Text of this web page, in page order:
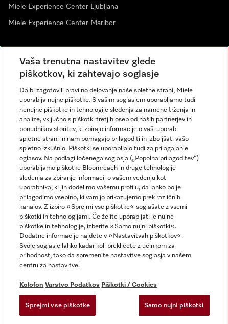
Miele Experience Center Ljubljana
Miele Experience Center Maribor
Novice
Kolofon
Splošni pogoji poslovanja
Pogoji uporabe
Zakon o digitalnih storitvah
Miele na Instagramu
Miele na Facebooku
Vaša trenutna nastavitev glede
piškotkov, ki zahtevajo soglasje
Da bi zagotovili pravilno delovanje naše spletne strani, Miele
uporablja nujne piškotke. S vašim soglasjem uporabljamo tudi
nenujne piškotke in tehnologije sledenja za namene trženja in
analize, vključno s piškotki tretjih oseb od naših partnerjev in
ponudnikov storitev, ki zbirajo informacije o vaši uporabi
spletne strani in nam pomagajo prilagoditi in izboljšati vašo
spletno izkušnjo. Piškotki se uporabljajo tudi za prilagajanje
oglasov. Na podlagi ločenega soglasja („Popolna prilagoditev“)
uporabljamo piškotke Bloomreach in druge tehnologije
sledenja za zbiranje informacij o vašem vedenju kot
uporabnika, ki jih dodelimo vašemu profilu, da lahko bolje
prilagodimo vsebino, ki vam jo prikazujemo prek različnih
kanalov. Z izbiro »Sprejmi vse piškotke« soglašate z vsemi
piškotki in tehnologijami. Če želite uporabljati le nujne
piškotke in tehnologije, izberite »Samo nujni piškotki«.
Dodatne informacije najdete v »Nastavitvah piškotkov«.
Svoje soglasje lahko kadar koli prekličete z učinkom za
prihodnost, tako da spremenite nastavitve soglasja v našem
centru za nastavitve.
Kolofon Varstvo Podatkov Piškotki / Cookies
Sprejmi vse piškotke Samo nujni piškotki